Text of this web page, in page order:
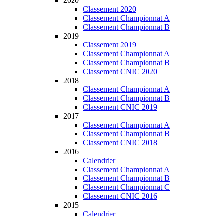
Classement 2020
Classement Championnat A
Classement Championnat B
2019
Classement 2019
Classement Championnat A
Classement Championnat B
Classement CNIC 2020
2018
Classement Championnat A
Classement Championnat B
Classement CNIC 2019
2017
Classement Championnat A
Classement Championnat B
Classement CNIC 2018
2016
Calendrier
Classement Championnat A
Classement Championnat B
Classement Championnat C
Classement CNIC 2016
2015
Calendrier